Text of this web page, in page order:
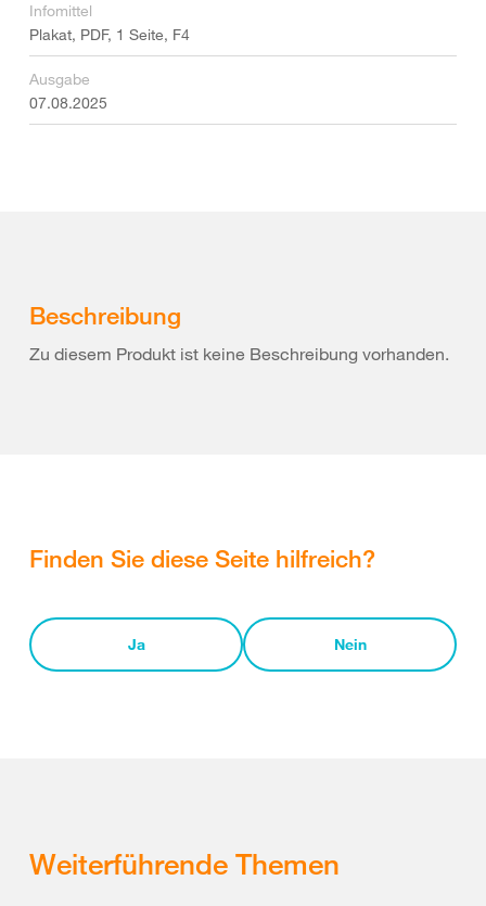
Infomittel
Plakat, PDF, 1 Seite, F4
Ausgabe
07.08.2025
Beschreibung
Zu diesem Produkt ist keine Beschreibung vorhanden.
Finden Sie diese Seite hilfreich?
Ja Nein
Weiterführende Themen